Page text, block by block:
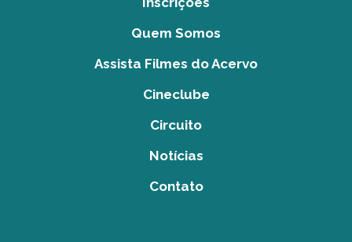
Quem Somos
Assista Filmes do Acervo
Cineclube
Circuito
Notícias
Contato